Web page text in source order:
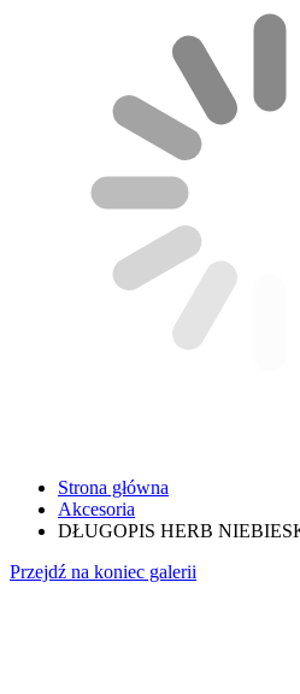
Strona główna
Akcesoria
DŁUGOPIS HERB
Przejdź na koniec galerii